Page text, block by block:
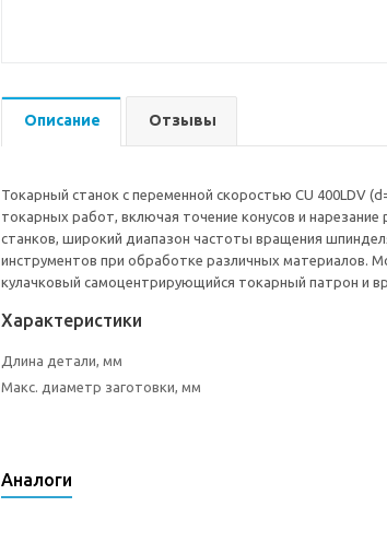
Описание Отзывы
Токарный станок с переменной скоростью CU 400LDV
токарных работ, включая точение конусов и
станков, широкий диапазон частоты вращения
инструментов при обработке различных материалов.
кулачковый самоцентрирующийся токарный патрон и
Характеристики
Длина детали, мм
Макс. диаметр заготовки, мм
Аналоги